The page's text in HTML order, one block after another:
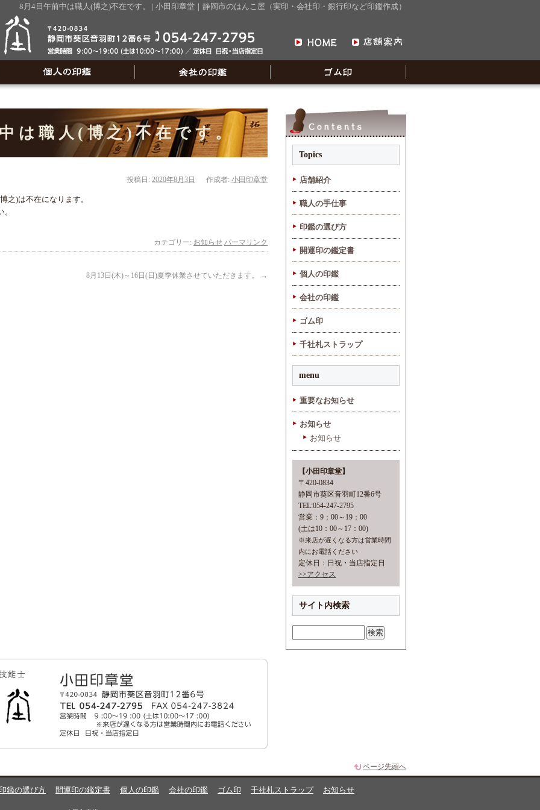
8月4日午前中は職人(博之)不在です。 | 小田印章堂｜静岡市のはんこ屋（実印・会社印・銀行印など印鑑作成）
は職人(博之)不在です。
投稿日: 2020年8月3日 作成者: 小田印章堂
)は不在になります。
カテゴリー: お知らせ パーマリンク
8月13日(木)～16日(日)夏季休業させていただきます。 →
Topics
店舗紹介
職人の手仕事
印鑑の選び方
開運印の鑑定書
個人の印鑑
会社の印鑑
ゴム印
千社札ストラップ
menu
重要なお知らせ
お知らせ
お知らせ
【小田印章堂】
〒420-0834
静岡市葵区音羽町12番6号
TEL:054-247-2795
営業：9：00～19：00
(土は10：00～17：00)
※来店が遅くなる方は営業時間
内にお電話ください
定休日：日祝・当店指定日
>>アクセス
サイト内検索
ページ先頭へ
印鑑の選び方 開運印の鑑定書 個人の印鑑 会社の印鑑 ゴム印 千社札ストラップ お知らせ